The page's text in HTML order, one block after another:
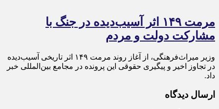
مرمت ۱۴۹ اثر آسیب‌دیده در جنگ با
مشارکت دولت و مردم
وزیر میراث‌فرهنگی، از آغاز روند مرمت ۱۴۹ اثر تاریخی آسیب‌دیده
در تجاوز اخیر و پیگیری حقوقی این پرونده در مجامع بین‌المللی خبر
داد.
ارسال دیدگاه